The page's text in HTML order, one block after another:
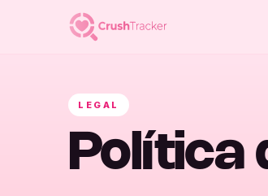
LEGAL
Política